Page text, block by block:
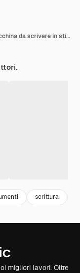
Retro illustrazione di vettore della macchina da scrivere in stile piano
scrittura
migliori lavori. Oltre